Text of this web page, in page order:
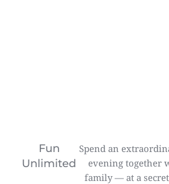
Fun
Unlimited
Spend an
evening together
family — at a